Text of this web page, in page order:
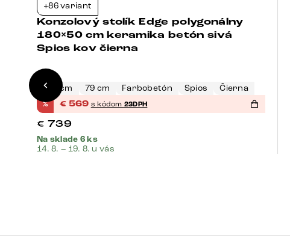
+86 variant
Konzolový stolík Edge polygonálny
180×50 cm keramika betón sivá
Spios kov čierna
180 cm 79 cm Farbobetón Spios Čierna
% € 569 s kódom 23DPH
€ 739
Na sklade 6 ks
14. 8. – 19. 8. u vás